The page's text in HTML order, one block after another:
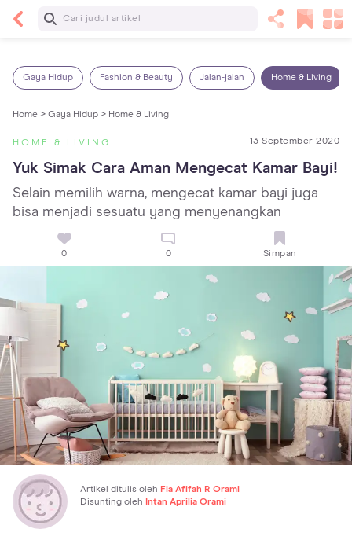
Baca Selanjutnya
Gaya Hidup Fashion & Beauty Jalan-jalan Home & Living
Home > Gaya Hidup > Home & Living
HOME & LIVING 13 September 2020
Yuk Simak Cara Aman Mengecat Kamar Bayi!
Selain memilih warna, mengecat kamar bayi juga
bisa menjadi sesuatu yang menyenangkan
0 0 Simpan
Artikel ditulis oleh Fia Afifah R Orami
Disunting oleh Intan Aprilia Orami